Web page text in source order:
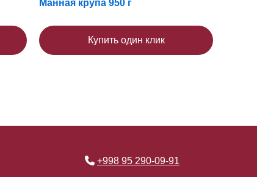
Манная крупа 950 г
Купить один клик
+998 95 290-09-91